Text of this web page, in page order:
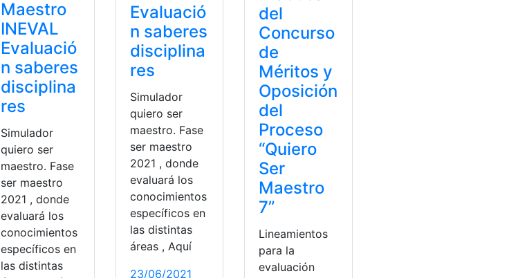
Maestro
INEVAL
Evaluació
n saberes
disciplina
res
Simulador
quiero ser
maestro. Fase
ser maestro
2021 , donde
evaluará los
conocimientos
específicos en
las distintas
Evaluació
n saberes
disciplina
res
Simulador
quiero ser
maestro. Fase
ser maestro
2021 , donde
evaluará los
conocimientos
específicos en
las distintas
áreas , Aquí
23/06/2021
del
Concurso
de
Méritos y
Oposición
del
Proceso
“Quiero
Ser
Maestro
7”
Lineamientos
para la
evaluación